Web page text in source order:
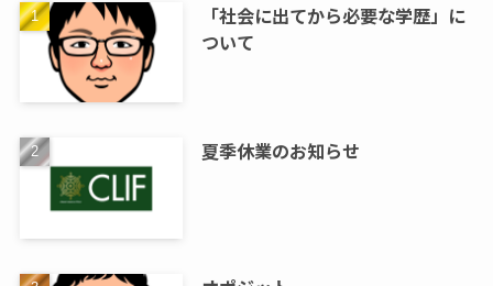
「社会に出てから必要な学歴」に
ついて
夏季休業のお知らせ